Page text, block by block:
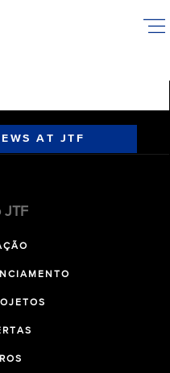
AT JTF
JTF